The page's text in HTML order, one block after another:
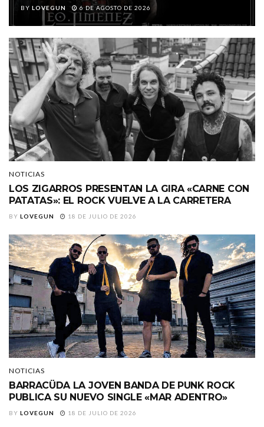
BY LOVEGUN 6 DE AGOSTO DE 2026
NOTICIAS
LOS ZIGARROS PRESENTAN LA GIRA «CARNE CON
PATATAS»: EL ROCK VUELVE A LA CARRETERA
BY LOVEGUN 18 DE JULIO DE 2026
NOTICIAS
BARRACÜDA LA JOVEN BANDA DE PUNK ROCK
PUBLICA SU NUEVO SINGLE «MAR ADENTRO»
BY LOVEGUN 18 DE JULIO DE 2026